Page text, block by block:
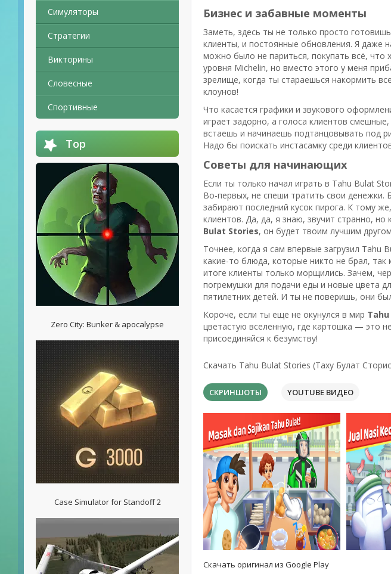
Симуляторы
Стратегии
Викторины
Словесные
Спортивные
Top
Zero City: Bunker & apocalypse
Case Simulator for Standoff 2
Бизнес и забавные моменты
Заметь, здесь ты не только просто
клиенты, и постоянные обновления. Я даже
можно было не париться, покупать всё, что
уровня Michelin, но вместо этого у меня
зрелище, когда ты стараешься накормить
клоунов!
Что касается графики и звукового
играет задорно, а голоса клиентов
встаешь и начинаешь подтанцовывать под
Надо бы поискать инстасамку среди
Советы для начинающих
Если ты только начал играть в Tahu Bulat
Во-первых, не спеши тратить свои денежки.
забирают последний кусок пирога. К тому
клиентов. Да, да, я знаю, звучит странно,
Bulat Stories, он будет твоим лучшим
Точнее, когда я сам впервые загрузил Tahu
какие-то блюда, которые никто не брал,
итоге клиенты только морщились. Зачем,
погремушки для подачи еды и новые цвета
пятилетних детей. И ты не поверишь, они
Короче, если ты еще не окунулся в мир
цветастую вселенную, где картошка — это
присоединяйся к безумству!
Скачать Tahu Bulat Stories (Таху Булат
СКРИНШОТЫ YOUTUBE ВИДЕО
Скачать оригинал из Google Play